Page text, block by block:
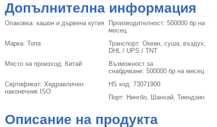
Допълнителна информация
Опаковка: кашон и дървена кутия Производителност: 500000 бр на
месец
Марка: Топа Транспорт: Океан, суша, въздух,
DHL / UPS / TNT
Място на произход: Китай
Възможност за
снабдяване: 500000 бр на месец
Сертификат: Хидравличен
наконечник ISO
HS код: 73071900
Порт: Нингбо, Шанхай, Тиендзин
Описание на продукта